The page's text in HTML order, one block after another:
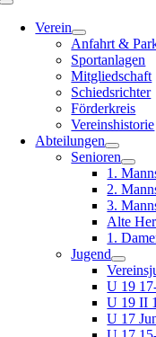
Toggle
NavigationVerein
Anfahrt &
Sportanlagen
Mitgliedschaft
Schiedsrichter
Förderkreis
Vereinshistorie
Abteilungen
Senioren
1.
2.
3.
Alte
1.
Jugend
U 19
U 19 II
U 17